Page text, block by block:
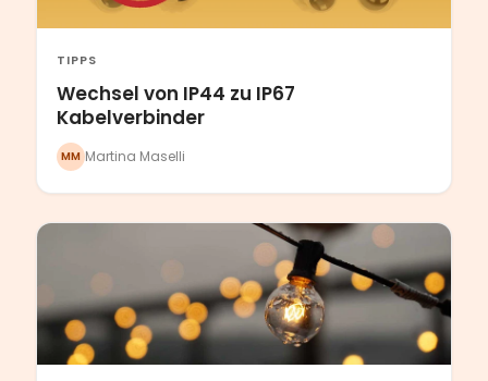
TIPPS
Wechsel von IP44 zu IP67
Kabelverbinder
MM Martina Maselli